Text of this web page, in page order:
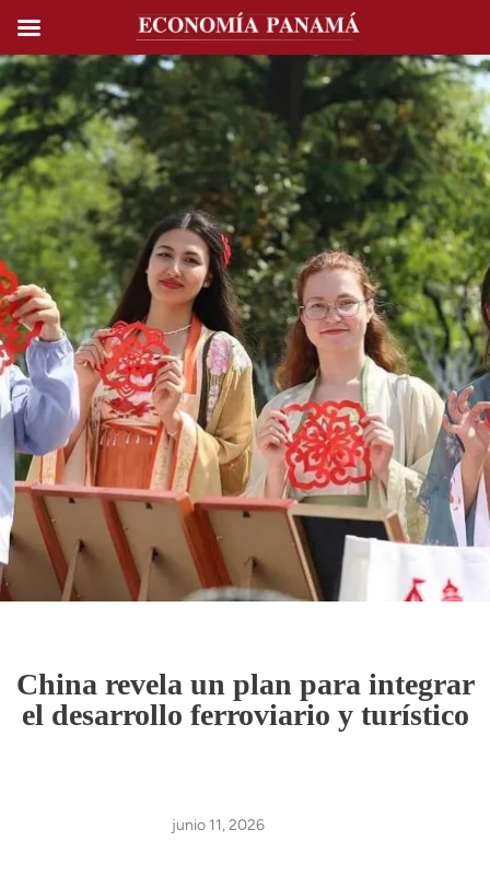
China revela un plan para integrar
el desarrollo ferroviario y turístico
junio 11, 2026